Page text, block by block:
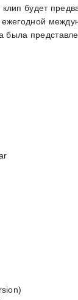
будет
ежегодной
была